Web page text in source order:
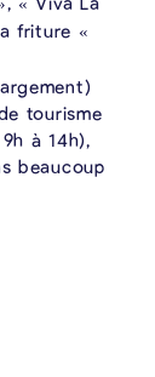
friture «
tourisme
à 14h),
beaucoup